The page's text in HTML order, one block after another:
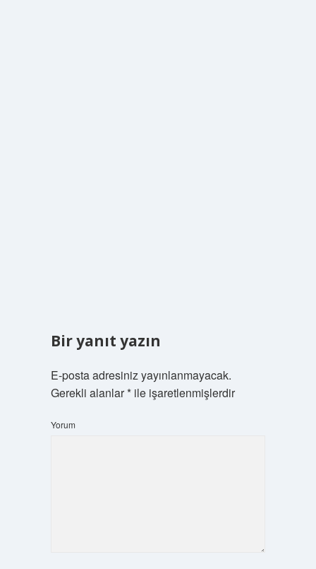
Bir yanıt yazın
E-posta adresiniz yayınlanmayacak.
Gerekli alanlar*ile işaretlenmişlerdir
Yorum